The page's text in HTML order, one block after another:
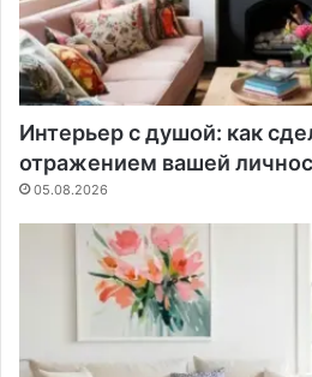
Интерьер с душой: как
отражением вашей
05.08.2026